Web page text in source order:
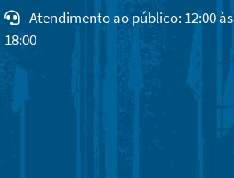
Atendimento ao público: 12:00 às
18:00